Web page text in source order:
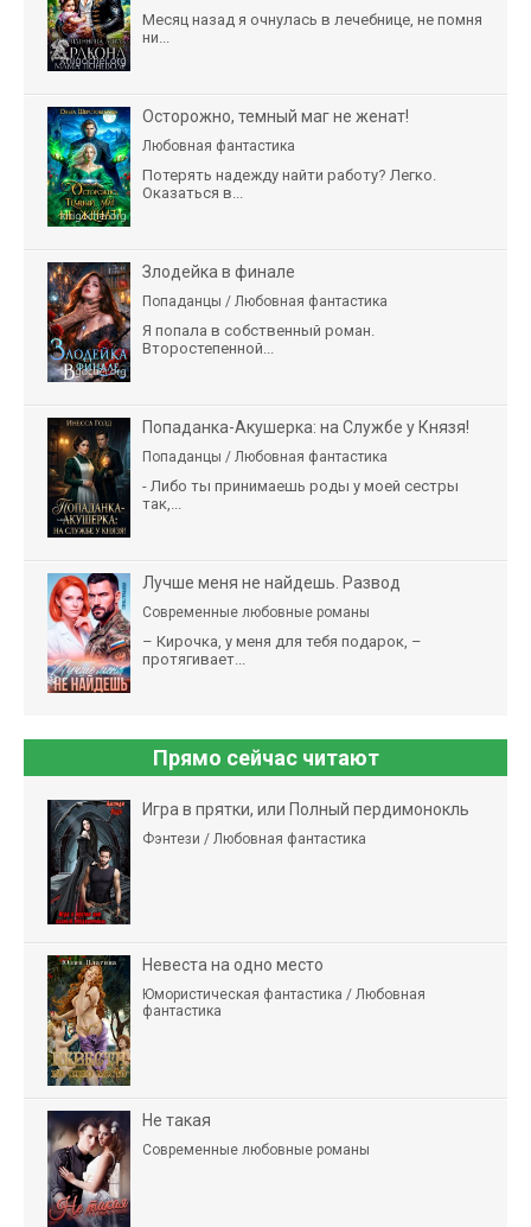
Месяц назад я очнулась в лечебнице, не помня
ни...
Осторожно, темный маг не женат!
Любовная фантастика
Потерять надежду найти работу? Легко.
Оказаться в...
Злодейка в финале
Попаданцы / Любовная фантастика
Я попала в собственный роман.
Второстепенной...
Попаданка-Акушерка: на Службе у Князя!
Попаданцы / Любовная фантастика
- Либо ты принимаешь роды у моей сестры
так,...
Лучше меня не найдешь. Развод
Современные любовные романы
– Кирочка, у меня для тебя подарок, –
протягивает...
Прямо сейчас читают
Игра в прятки, или Полный пердимонокль
Фэнтези / Любовная фантастика
Невеста на одно место
Юмористическая фантастика / Любовная
фантастика
Не такая
Современные любовные романы